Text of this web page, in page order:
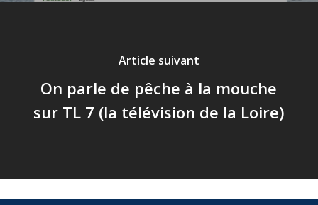
Article suivant
On parle de pêche à la mouche
sur TL 7 (la télévision de la Loire)